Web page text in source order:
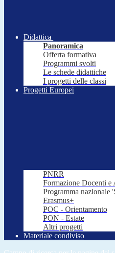
Didattica
Panoramica
Offerta formativa
Programmi svolti
Le schede didattiche
I progetti delle classi
Progetti Europei
PNRR
Formazione Docenti e
Programma nazionale
Erasmus+
POC - Orientamento
PON - Estate
Altri progetti
Materiale condiviso